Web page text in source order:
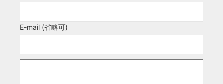
E-mail (省略可)